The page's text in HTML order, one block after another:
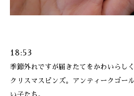
18:53
季節外れですが届きたてをかわいらし
クリスマスピンズ。アンティークゴー
い子たち。